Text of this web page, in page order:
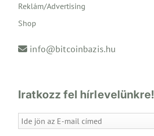
Reklám/Advertising
Shop
info@bitcoinbazis.hu
Iratkozz fel hírlevelünkre!